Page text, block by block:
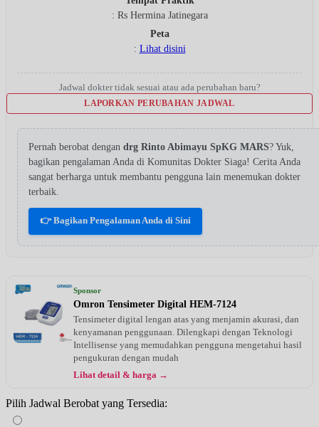
: Rs Hermina Jatinegara
Peta
: Lihat disini
Jadwal dokter tidak sesuai atau ada perubahan baru?
LAPORKAN PERUBAHAN JADWAL
Pernah berobat dengan drg Rinto Abimayu SpKG MARS? Yuk,
bagikan pengalaman Anda di Komunitas Dokter Siaga! Cerita Anda
sangat berharga untuk membantu pengguna lain menemukan dokter
terbaik.
👉 Bagikan Pengalaman Anda di Sini
Sponsor
Omron Tensimeter Digital HEM-7124
Tensimeter digital lengan atas yang menjamin akurasi, dan
kenyamanan penggunaan. Dilengkapi dengan Teknologi
Intellisense yang memudahkan pengguna mengetahui hasil
pengukuran dengan mudah
Lihat detail & harga →
Pilih Jadwal Berobat yang Tersedia: